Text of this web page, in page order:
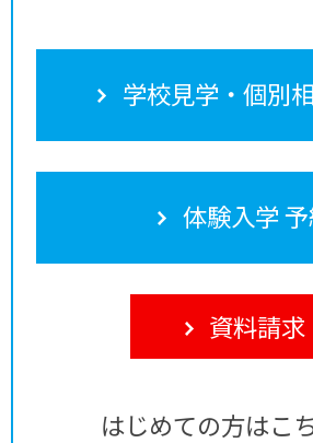
学校見学・個別
体験入学
資料請求
はじめての方はこ